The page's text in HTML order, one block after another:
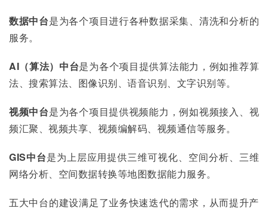
数据中台是为各个项目进行各种数据采集、清洗和分析的
服务。
AI（算法）中台是为各个项目提供算法能力，例如推荐算
法、搜索算法、图像识别、语音识别、文字识别等。
视频中台是为各个项目提供视频能力，例如视频接入、视
频汇聚、视频共享、视频编解码、视频通信等服务。
GIS中台是为上层应用提供三维可视化、空间分析、三维
网络分析、空间数据转换等地图数据能力服务。
五大中台的建设满足了业务快速迭代的需求，从而提升产